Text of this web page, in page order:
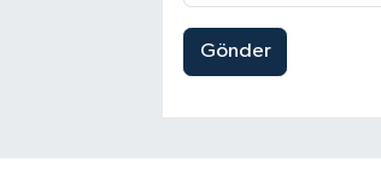
Gönder